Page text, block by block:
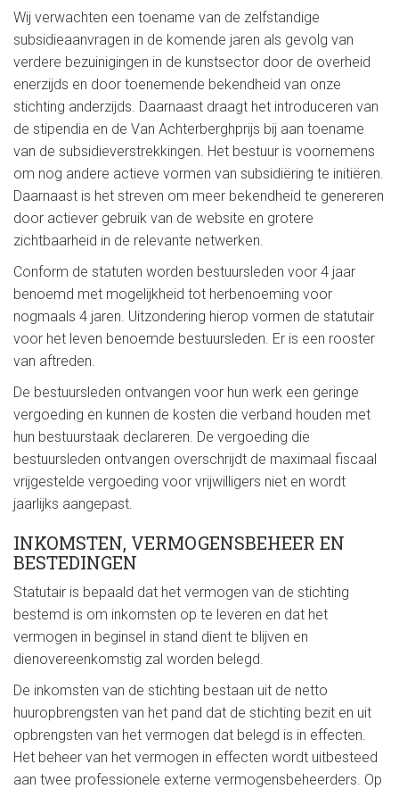
Wij verwachten een toename van de zelfstandige
subsidieaanvragen in de komende jaren als gevolg van
verdere bezuinigingen in de kunstsector door de overheid
enerzijds en door toenemende bekendheid van onze
stichting anderzijds. Daarnaast draagt het introduceren van
de stipendia en de Van Achterberghprijs bij aan toename
van de subsidieverstrekkingen. Het bestuur is voornemens
om nog andere actieve vormen van subsidiëring te initiëren.
Daarnaast is het streven om meer bekendheid te genereren
door actiever gebruik van de website en grotere
zichtbaarheid in de relevante netwerken.
Conform de statuten worden bestuursleden voor 4 jaar
benoemd met mogelijkheid tot herbenoeming voor
nogmaals 4 jaren. Uitzondering hierop vormen de statutair
voor het leven benoemde bestuursleden. Er is een rooster
van aftreden.
De bestuursleden ontvangen voor hun werk een geringe
vergoeding en kunnen de kosten die verband houden met
hun bestuurstaak declareren. De vergoeding die
bestuursleden ontvangen overschrijdt de maximaal fiscaal
vrijgestelde vergoeding voor vrijwilligers niet en wordt
jaarlijks aangepast.
INKOMSTEN, VERMOGENSBEHEER EN
BESTEDINGEN
Statutair is bepaald dat het vermogen van de stichting
bestemd is om inkomsten op te leveren en dat het
vermogen in beginsel in stand dient te blijven en
dienovereenkomstig zal worden belegd.
De inkomsten van de stichting bestaan uit de netto
huuropbrengsten van het pand dat de stichting bezit en uit
opbrengsten van het vermogen dat belegd is in effecten.
Het beheer van het vermogen in effecten wordt uitbesteed
aan twee professionele externe vermogensbeheerders. Op